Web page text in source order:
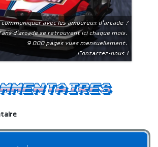
communiquer avec les amoureux d'arcade ?
d'arcade se retrouvent ici chaque mois.
9 000 pages vues mensuellement.
Contactez-nous !